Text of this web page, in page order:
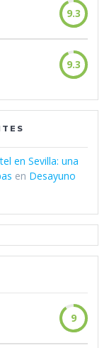
9.3
9.3
en Sevilla: una
en Desayuno
9